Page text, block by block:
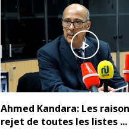
play_arrow
Ahmed Kandara: Les
rejet de toutes les listes ...